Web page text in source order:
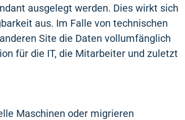
ausgelegt werden. Dies wirkt sich
aus. Im Falle von technischen
Site die Daten vollumfänglich
für die IT, die Mitarbeiter und zuletzt
Maschinen oder migrieren